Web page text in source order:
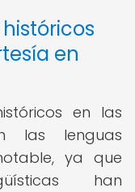
en
en las
las lenguas
ya que
han